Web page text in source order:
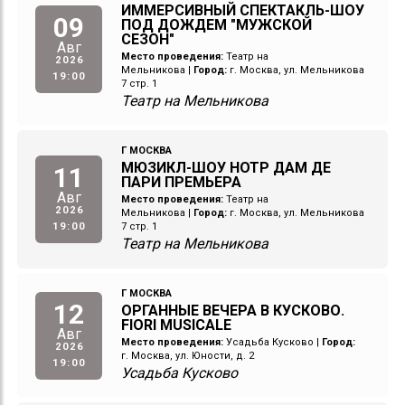
09
Авг
2026
19:00
ИММЕРСИВНЫЙ СПЕКТАКЛЬ-ШОУ
ПОД ДОЖДЕМ "МУЖСКОЙ
СЕЗОН"
Место проведения: Театр на
Мельникова
Город: г. Москва, ул. Мельникова
7 стр. 1
Театр на Мельникова
11
Авг
2026
19:00
Г МОСКВА
МЮЗИКЛ-ШОУ НОТР ДАМ ДЕ
ПАРИ ПРЕМЬЕРА
Место проведения: Театр на
Мельникова
Город: г. Москва, ул. Мельникова
7 стр. 1
Театр на Мельникова
12
Авг
2026
19:00
Г МОСКВА
ОРГАННЫЕ ВЕЧЕРА В КУСКОВО.
FIORI MUSICALE
Место проведения: Усадьба Кусково
Город:
г. Москва, ул. Юности, д. 2
Усадьба Кусково